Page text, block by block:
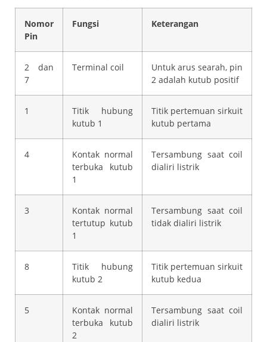
Nomor
Pin
Fungsi Keterangan
2 dan
7
Terminal coil
Untuk arus searah, pin
2 adalah kutub positif
1
Titik hubung
kutub 1
Titik pertemuan sirkuit
kutub pertama
4
Kontak normal
terbuka kutub
1
Tersambung saat coil
dialiri listrik
3
Kontak normal
tertutup kutub
1
Tersambung saat coil
tidak dialiri listrik
8
Titik hubung
kutub 2
Titik pertemuan sirkuit
kutub kedua
5
Kontak normal
terbuka kutub
2
Tersambung saat coil
dialiri listrik